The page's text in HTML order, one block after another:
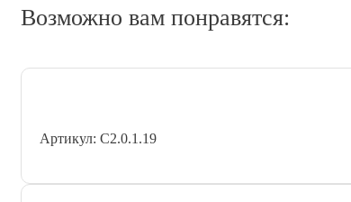
Возможно вам понравятся:
Артикул: С2.0.1.19